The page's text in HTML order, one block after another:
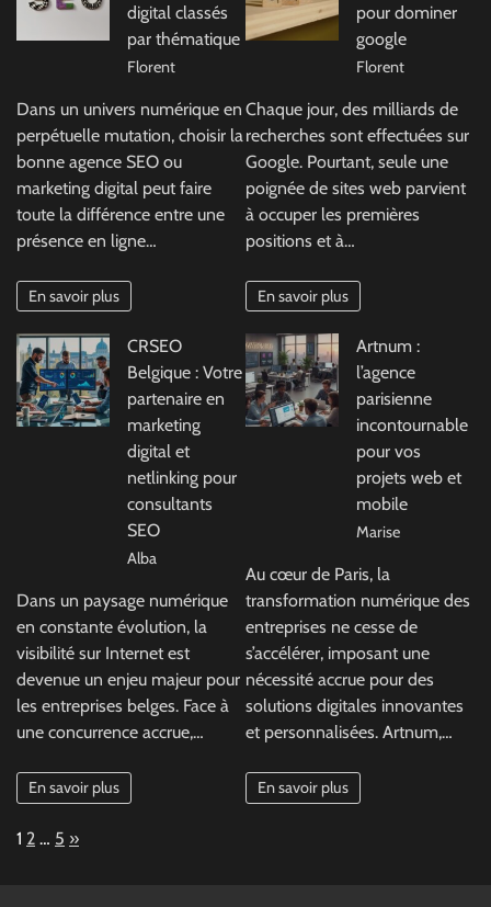
digital classés
par thématique
Florent
Dans un univers numérique en
perpétuelle mutation, choisir la
bonne agence SEO ou
marketing digital peut faire
toute la différence entre une
présence en ligne…
En savoir plus
pour dominer
google
Florent
Chaque jour, des milliards de
recherches sont effectuées sur
Google. Pourtant, seule une
poignée de sites web parvient
à occuper les premières
positions et à…
En savoir plus
CRSEO
Belgique : Votre
partenaire en
marketing
digital et
netlinking pour
consultants
SEO
Alba
Dans un paysage numérique
en constante évolution, la
visibilité sur Internet est
devenue un enjeu majeur pour
les entreprises belges. Face à
une concurrence accrue,…
En savoir plus
Artnum :
l’agence
parisienne
incontournable
pour vos
projets web et
mobile
Marise
Au cœur de Paris, la
transformation numérique des
entreprises ne cesse de
s’accélérer, imposant une
nécessité accrue pour des
solutions digitales innovantes
et personnalisées. Artnum,…
En savoir plus
Page:
1 2 … 5 Next
»